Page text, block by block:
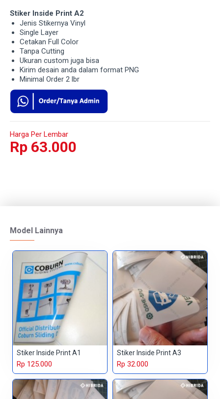
Stiker Inside Print A2
Jenis Stikernya Vinyl
Single Layer
Cetakan Full Color
Tanpa Cutting
Ukuran custom juga bisa
Kirim desain anda dalam format PNG
Minimal Order 2 lbr
Harga Per Lembar
Rp 63.000
Model Lainnya
Stiker Inside Print A1
Rp 125.000
Stiker Inside Print A3
Rp 32.000